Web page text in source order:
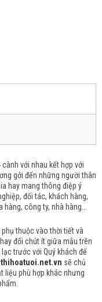
với nhau kết hợp với
gởi đến những người thân
hay mang thông điệp ý
đối tác, khách hàng,
hàng, công ty, nhà hàng...
thuộc vào thời tiết và
đổi chút ít giữa mẫu trên
trước với Quý khách để
sẽ chủ
liệu phù hợp khác nhưng